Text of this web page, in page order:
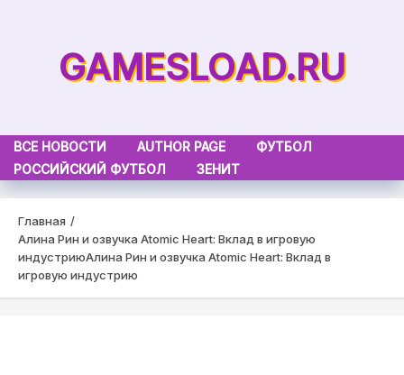
GAMESLOAD.RU
ВСЕ НОВОСТИ AUTHOR PAGE
ФУТБОЛ
РОССИЙСКИЙ ФУТБОЛ
ЗЕНИТ
Главная
Алина Рин и озвучка Atomic Heart: Вклад в игровую
индустриюАлина Рин и озвучка Atomic Heart: Вклад в
игровую индустрию